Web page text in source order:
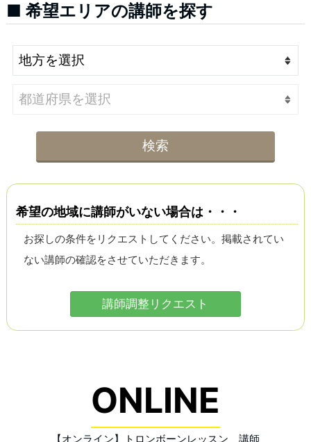
■ 希望エリアの講師を探す
希望の地域に講師がいない場合は・・・
お探しの条件をリクエストしてください。掲載されてい
ない講師の確認をさせていただきます。
講師調整リクエスト
【オンライン】トロンボーンレッスン 講師
ONLINE